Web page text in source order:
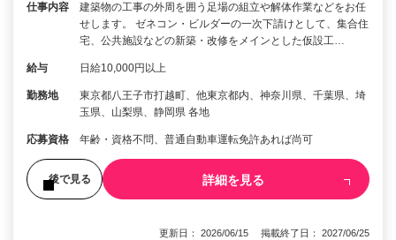
仕事内容
建築物の工事の外周を囲う足場の組立や解体作業などをお任
せします。 ゼネコン・ビルダーの一次下請けとして、集合住
宅、公共施設などの新築・改修をメインとした仮設工…
給与 日給10,000円以上
勤務地
東京都八王子市打越町、他東京都内、神奈川県、千葉県、埼
玉県、山梨県、静岡県 各地
応募資格 年齢・資格不問、普通自動車運転免許あれば尚可
後で見る 詳細を見る
更新日： 2026/06/15 掲載終了日： 2027/06/25